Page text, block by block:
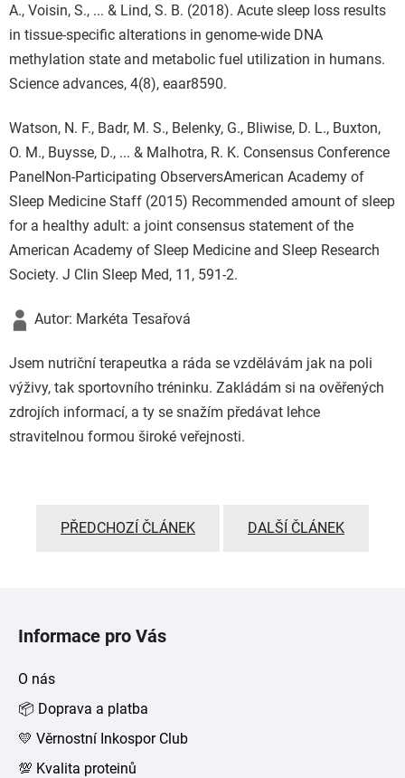
A., Voisin, S., ... & Lind, S. B. (2018). Acute sleep loss results
in tissue-specific alterations in genome-wide DNA
methylation state and metabolic fuel utilization in humans.
Science advances, 4(8), eaar8590.
Watson, N. F., Badr, M. S., Belenky, G., Bliwise, D. L., Buxton,
O. M., Buysse, D., ... & Malhotra, R. K. Consensus Conference
PanelNon-Participating ObserversAmerican Academy of
Sleep Medicine Staff (2015) Recommended amount of sleep
for a healthy adult: a joint consensus statement of the
American Academy of Sleep Medicine and Sleep Research
Society. J Clin Sleep Med, 11, 591-2.
Autor: Markéta Tesařová
Jsem nutriční terapeutka a ráda se vzdělávám jak na poli
výživy, tak sportovního tréninku. Zakládám si na ověřených
zdrojích informací, a ty se snažím předávat lehce
stravitelnou formou široké veřejnosti.
PŘEDCHOZÍ ČLÁNEK DALŠÍ ČLÁNEK
Informace pro Vás
O nás
📦 Doprava a platba
💛 Věrnostní Inkospor Club
💯 Kvalita proteinů